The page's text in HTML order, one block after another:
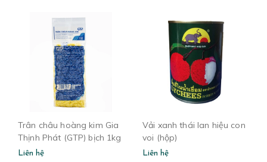
Trân châu hoàng kim Gia
Thịnh Phát (GTP) bịch 1kg
Liên hệ
Vải xanh thái lan hiệu con
voi (hộp)
Liên hệ